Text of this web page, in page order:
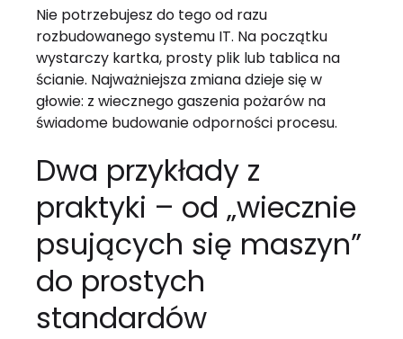
Nie potrzebujesz do tego od razu
rozbudowanego systemu IT. Na początku
wystarczy kartka, prosty plik lub tablica na
ścianie. Najważniejsza zmiana dzieje się w
głowie: z wiecznego gaszenia pożarów na
świadome budowanie odporności procesu.
Dwa przykłady z
praktyki – od „wiecznie
psujących się maszyn”
do prostych
standardów